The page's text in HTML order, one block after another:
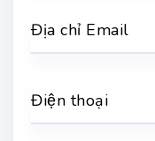
Địa chỉ Email
Điện thoại